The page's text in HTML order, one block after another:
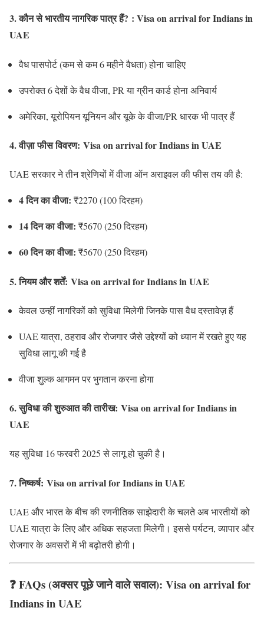
3.कौन से भारतीय नागरिक पात्र हैं? : Visa on arrival for Indians in
UAE
वैध पासपोर्ट (कम से कम 6 महीने वैधता) होना चाहिए
उपरोक्त 6 देशों के वैध वीजा, PR या ग्रीन कार्ड होना अनिवार्य
अमेरिका, यूरोपियन यूनियन और यूके के वीजा/PR धारक भी पात्र हैं
4.वीज़ा फीस विवरण: Visa on arrival for Indians in UAE
UAE सरकार ने तीन श्रेणियों में वीजा ऑन अराइवल की फीस तय की है:
4 दिन का वीजा: ₹2270 (100 दिरहम)
14 दिन का वीजा: ₹5670 (250 दिरहम)
60 दिन का वीजा: ₹5670 (250 दिरहम)
5.नियम और शर्तें: Visa on arrival for Indians in UAE
केवल उन्हीं नागरिकों को सुविधा मिलेगी जिनके पास वैध दस्तावेज़ हैं
UAE यात्रा, ठहराव और रोजगार जैसे उद्देश्यों को ध्यान में रखते हुए यह
सुविधा लागू की गई है
वीजा शुल्क आगमन पर भुगतान करना होगा
6.सुविधा की शुरुआत की तारीख: Visa on arrival for Indians in
UAE
यह सुविधा 16 फरवरी 2025 से लागू हो चुकी है।
7.निष्कर्ष: Visa on arrival for Indians in UAE
UAE और भारत के बीच की रणनीतिक साझेदारी के चलते अब भारतीयों को
UAE यात्रा के लिए और अधिक सहजता मिलेगी। इससे पर्यटन, व्यापार और
रोजगार के अवसरों में भी बढ़ोतरी होगी।
❓FAQs (अक्सर पूछे जाने वाले सवाल): Visa on arrival for
Indians in UAE